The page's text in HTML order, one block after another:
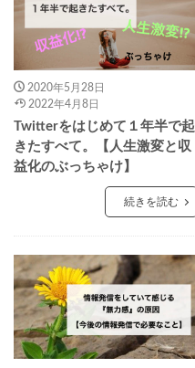
2020年5月28日
2022年4月8日
Twitterをはじめて１年半で起
きたすべて。【人生激変と収
益化のぶっちゃけ】
続きを読む